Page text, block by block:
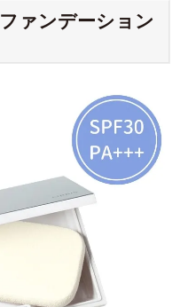
ァンデーション